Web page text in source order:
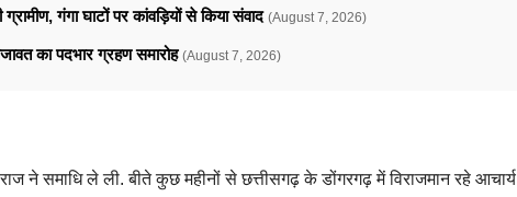
गंगा घाटों पर कांवड़ियों से किया संवाद (August 7, 2026)
का पदभार ग्रहण समारोह (August 7, 2026)
ने समाधि ले ली. बीते कुछ महीनों से छत्तीसगढ़ के डोंगरगढ़ में विराजमान रहे